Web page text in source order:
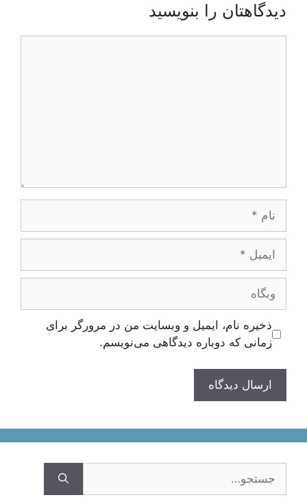
دیدگاهتان را بنویسید
ایمیل
وبگاه
ذخیره نام، ایمیل و وبسایت من در مرورگر برای
زمانی که دوباره دیدگاهی می‌نویسم.